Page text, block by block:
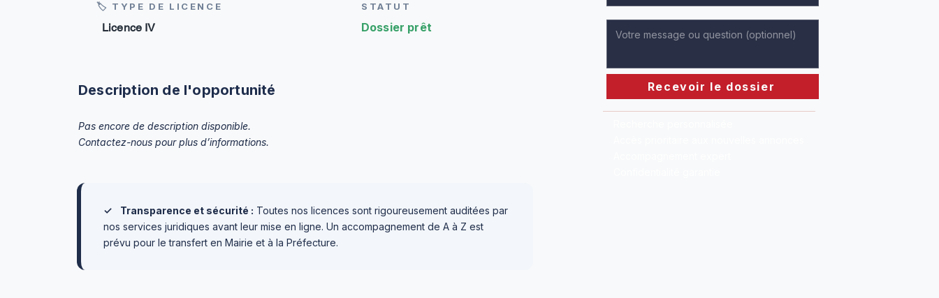
🏷 TYPE DE LICENCE
Licence IV
STATUT
Dossier prêt
Description de l'opportunité
Pas encore de description disponible.
Contactez-nous pour plus d’informations.
✓ Transparence et sécurité : Toutes nos licences sont rigoureusement auditées par
nos services juridiques avant leur mise en ligne. Un accompagnement de A à Z est
prévu pour le transfert en Mairie et à la Préfecture.
Recevoir le dossier